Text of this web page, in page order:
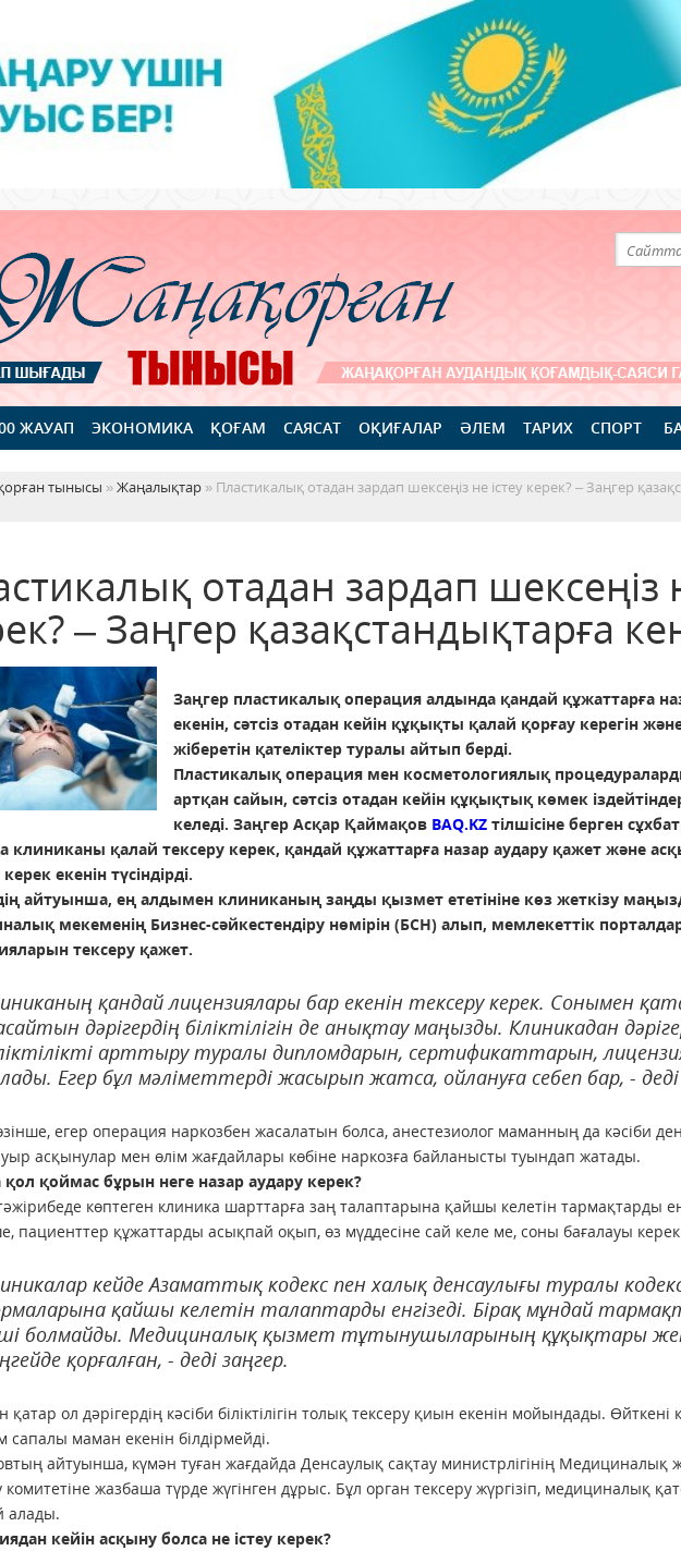
ЖАУАП ЭКОНОМИКА ҚОҒАМ САЯСАТ ОҚИҒАЛАР ӘЛЕМ ТАРИХ СПОРТ
тынысы »Жаңалықтар » Пластикалық отадан зардап шексеңіз не істеу керек? – Заңгер
отадан зардап шексеңіз
– Заңгер қазақстандықтарға
Заңгер пластикалық операция алдында қандай құжаттарға
екенін, сәтсіз отадан кейін құқықты қалай қорғау керегін
жіберетін қателіктер туралы айтып берді.
Пластикалық операция мен косметологиялық
артқан сайын, сәтсіз отадан кейін құқықтық көмек
келеді. Заңгер Асқар Қаймақов BAQ.KZ тілшісіне берген
клиниканы қалай тексеру керек, қандай құжаттарға назар аудару қажет және
керек екенін түсіндірді.
айтуынша, ең алдымен клиниканың заңды қызмет ететініне көз жеткізу
мекеменің Бизнес-сәйкестендіру нөмірін (БСН) алып, мемлекеттік
тексеру қажет.
қандай лицензиялары бар екенін тексеру керек. Сонымен
дәрігердің біліктілігін де анықтау маңызды. Клиникадан
арттыру туралы дипломдарын, сертификаттарын,
Егер бұл мәліметтерді жасырып жатса, ойлануға себеп бар, -
егер операция наркозбен жасалатын болса, анестезиолог маманның да кәсіби
асқынулар мен өлім жағдайлары көбіне наркозға байланысты туындап жатады.
қоймас бұрын неге назар аудару керек?
көптеген клиника шарттарға заң талаптарына қайшы келетін тармақтарды
пациенттер құжаттарды асықпай оқып, өз мүддесіне сай келе ме, соны бағалауы
кейде Азаматтық кодекс пен халық денсаулығы туралы
қайшы келетін талаптарды енгізеді. Бірақ мұндай
болмайды. Медициналық қызмет тұтынушыларының құқықтары
қорғалған, - деді заңгер.
қатар ол дәрігердің кәсіби біліктілігін толық тексеру қиын екенін мойындады.
сапалы маман екенін білдірмейді.
айтуынша, күмән туған жағдайда Денсаулық сақтау министрлігінің
жазбаша түрде жүгінген дұрыс. Бұл орган тексеру жүргізіп, медициналық
алады.
кейін асқыну болса не істеу керек?